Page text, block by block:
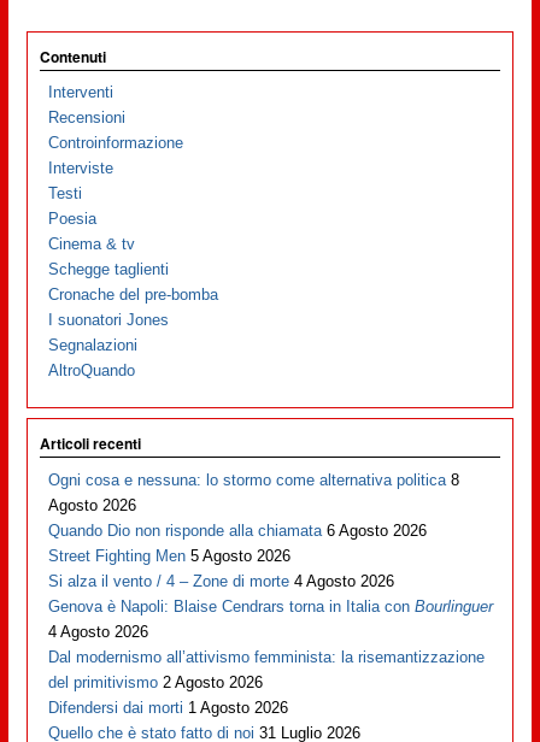
Contenuti
Interventi
Recensioni
Controinformazione
Interviste
Testi
Poesia
Cinema & tv
Schegge taglienti
Cronache del pre-bomba
I suonatori Jones
Segnalazioni
AltroQuando
Articoli recenti
Ogni cosa e nessuna: lo stormo come alternativa politica 8
Agosto 2026
Quando Dio non risponde alla chiamata 6 Agosto 2026
Street Fighting Men 5 Agosto 2026
Si alza il vento / 4 – Zone di morte 4 Agosto 2026
Genova è Napoli: Blaise Cendrars torna in Italia conBourlinguer
4 Agosto 2026
Dal modernismo all’attivismo femminista: la risemantizzazione
del primitivismo 2 Agosto 2026
Difendersi dai morti 1 Agosto 2026
Quello che è stato fatto di noi 31 Luglio 2026